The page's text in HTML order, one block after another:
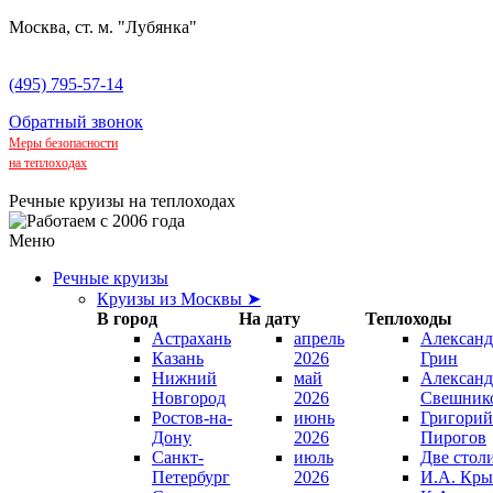
Москва, ст. м. "Лубянка"
(495) 795-57-14
Обратный звонок
Меры безопасности
на теплоходах
Речные круизы на теплоходах
Меню
Речные круизы
Круизы из Москвы ➤
В город
На дату
Теплоходы
Астрахань
Казань
Нижний
Новгород
Ростов-на-
Дону
Санкт-
Петербург
апрель
2026
май
2026
июнь
2026
июль
2026
Грин
Григорий
Пирогов
Две
И.А.